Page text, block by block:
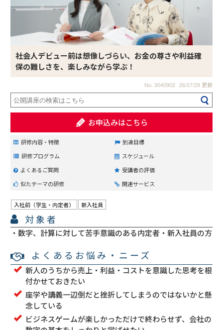
社会人デビュー前は想像しづらい、お金の尊さや利益確
保の難しさを、楽しみながら学ぶ！
No. 3040902 26/07/29 更新
お申込みはこちら
研修内容・特徴
到達目標
研修プログラム
スケジュール
よくあるご質問
受講者の評価
似たテーマの研修
関連サービス
対象者
入社前（学生・内定者） 新入社員
数字、計算に対して苦手意識のある内定者・新入社員の方
よくあるお悩み・ニーズ
新人のうちから売上・利益・コストを意識した思考を根
付かせておきたい
座学や講義一辺倒だと挫折してしまうのではないかと懸
念している
ビジネスゲームが楽しかっただけで終わらせず、会社の